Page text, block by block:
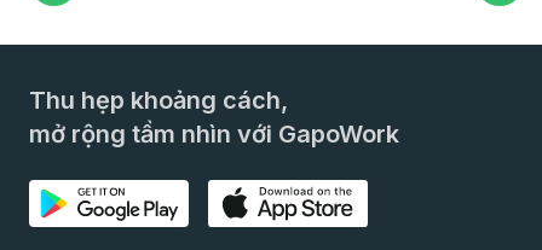
Thu hẹp khoảng cách,
mở rộng tầm nhìn với GapoWork